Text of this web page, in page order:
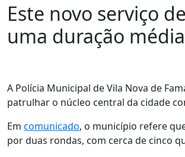
Este novo serviço
uma duração
A Polícia Municipal de Vila Nova de
patrulhar o núcleo central da cidade
Em comunicado, o município refere
por duas rondas, com cerca de cinco